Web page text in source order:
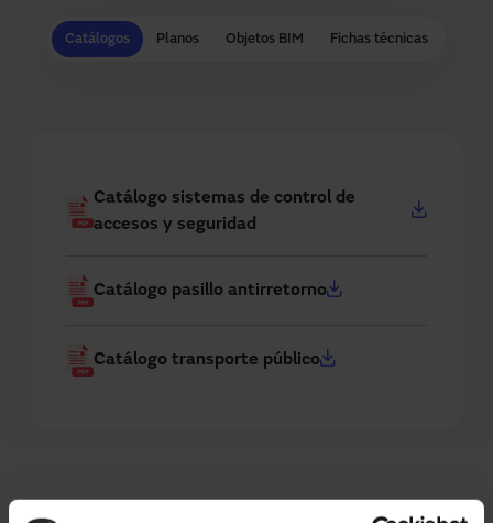
Catálogos Planos Objetos BIM Fichas técnicas
Catálogo sistemas de control de
accesos y seguridad
Catálogo pasillo antirretorno
Catálogo transporte público